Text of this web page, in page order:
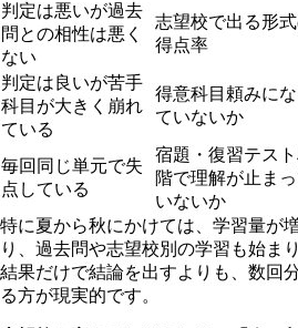
判定は悪いが過去
問との相性は悪く
ない
志望校で出る形
得点率
判定は良いが苦手
科目が大きく崩れ
ている
得意科目頼みに
ていないか
毎回同じ単元で失
点している
宿題・復習テス
階で理解が止ま
いないか
特に夏から秋にかけては、学習量が
り、過去問や志望校別の学習も始ま
結果だけで結論を出すよりも、数回
る方が現実的です。